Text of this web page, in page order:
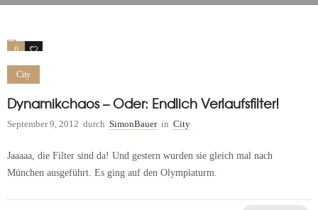
0 0
City
Dynamikchaos – Oder: Endlich Verlaufsfilter!
September 9, 2012 durch SimonBauer in City
Jaaaaa, die Filter sind da! Und gestern wurden sie gleich mal nach
München ausgeführt. Es ging auf den Olympiaturm.